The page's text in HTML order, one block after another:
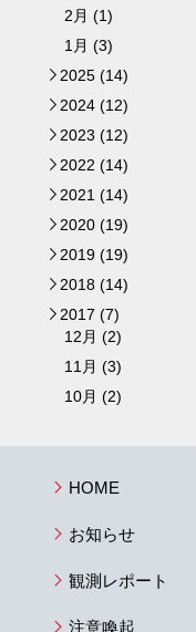
2月 (1)
1月 (3)
►
2025 (14)
►
2024 (12)
►
2023 (12)
►
2022 (14)
►
2021 (14)
►
2020 (19)
►
2019 (19)
►
2018 (14)
▼
2017 (7)
12月 (2)
11月 (3)
10月 (2)
HOME
お知らせ
観測レポート
注意喚起